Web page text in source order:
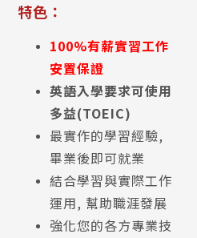
特色：
100%有薪實習工作
安置保證
英語入學要求可使用
多益(TOEIC)
最實作的學習經驗,
畢業後即可就業
結合學習與實際工作
運用, 幫助職涯發展
強化您的各方專業技